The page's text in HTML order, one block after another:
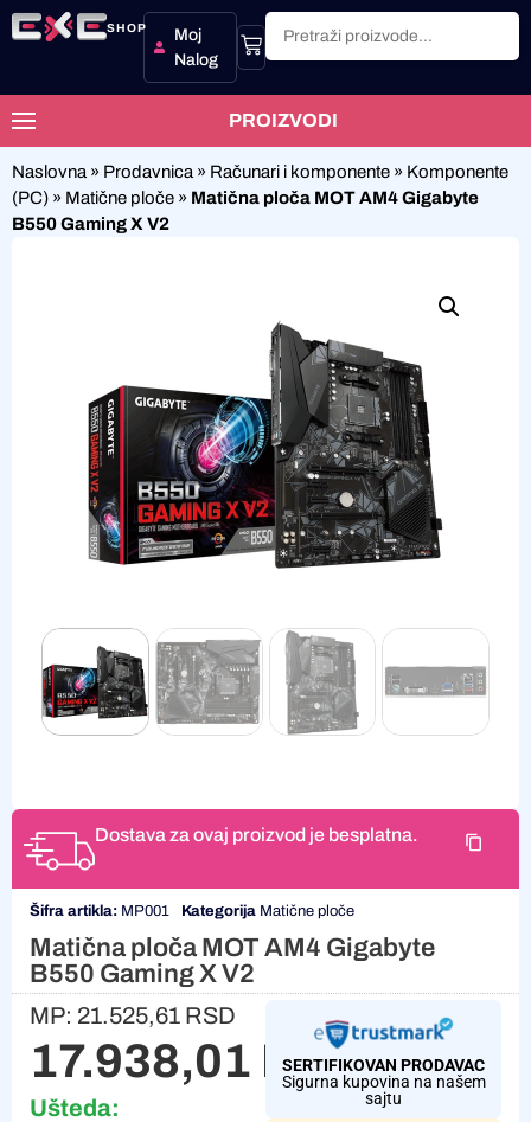
SHOP
Moj
Nalog
PROIZVODI
Naslovna » Prodavnica » Računari i komponente » Komponente
(PC) » Matične ploče » Matična ploča MOT AM4 Gigabyte
B550 Gaming X V2
Dostava za ovaj proizvod je besplatna.
Šifra artikla: MP001 Kategorija Matične ploče
Matična ploča MOT AM4 Gigabyte
B550 Gaming X V2
MP: 21.525,61 RSD
17.938,01 RSD
Ušteda:
SERTIFIKOVAN PRODAVAC
Sigurna kupovina na našem
sajtu